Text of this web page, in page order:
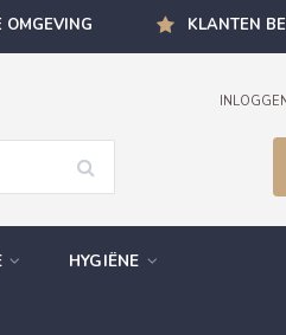
OMGEVING KLANTEN
HYGIËNE